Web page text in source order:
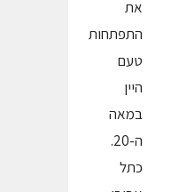
את
התפתחות
טעם
היין
במאה
ה-20.
כתל